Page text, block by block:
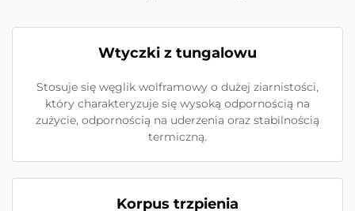
Wtyczki z tungalowu
Stosuje się węglik wolframowy o dużej ziarnistości,
który charakteryzuje się wysoką odpornością na
zużycie, odpornością na uderzenia oraz stabilnością
termiczną.
Korpus trzpienia